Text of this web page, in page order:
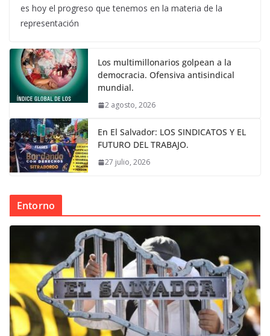
es hoy el progreso que tenemos en la materia de la
representación
Los multimillonarios golpean a la
democracia. Ofensiva antisindical
mundial.
2 agosto, 2026
En El Salvador: LOS SINDICATOS Y EL
FUTURO DEL TRABAJO.
27 julio, 2026
Entorno